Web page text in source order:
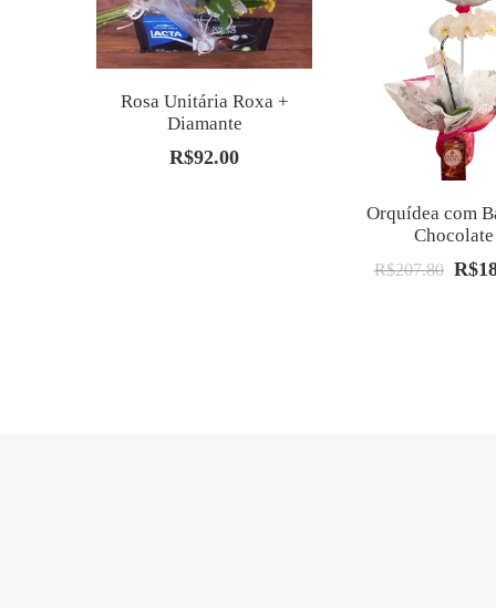
Rosa Unitária Roxa +
Diamante
R$92.00
Orquídea com
Chocolate
R$207.80 O
R$